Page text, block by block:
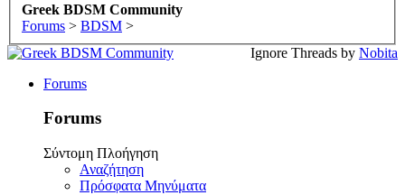
Greek BDSM Community
Forums > BDSM >
Ignore Threads by Nobita
Forums
Forums
Σύντομη Πλοήγηση
Αναζήτηση
Πρόσφατα Μηνύματα